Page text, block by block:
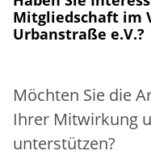
Förderer
Mitgliedschaft im
Urbanstraße e.V.?
Möchten Sie die
Ihrer Mitwirkung
unterstützen?